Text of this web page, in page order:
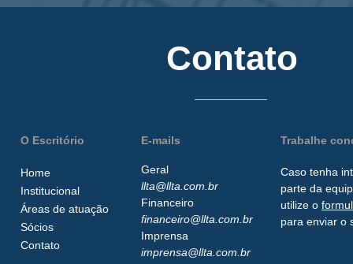
Contato
O Escritório
Home
Institucional
Áreas de atuação
Sócios
Contato
E-mails
Geral
llta@llta.com.br
Financeiro
financeiro@llta.com.br
Imprensa
imprensa@llta.com.br
Trabalhe
Caso tenha
parte da
utilize o
para enviar o